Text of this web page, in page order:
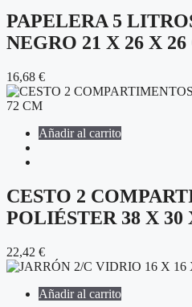
PAPELERA 5
NEGRO 21 X 26 X
16,68 €
Añadir al carrito
CESTO 2
POLIÉSTER 38 X 30
22,42 €
Añadir al carrito